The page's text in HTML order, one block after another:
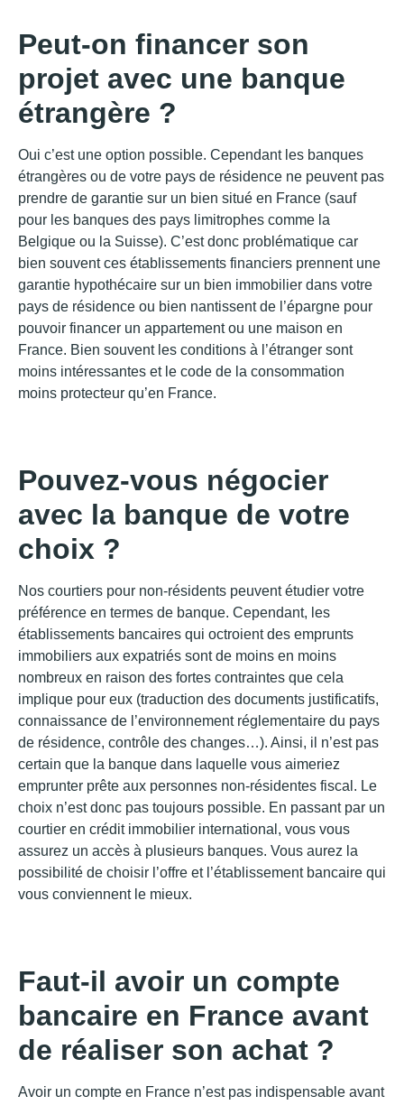
Peut-on financer son
projet avec une banque
étrangère ?
Oui c’est une option possible. Cependant les banques
étrangères ou de votre pays de résidence ne peuvent pas
prendre de garantie sur un bien situé en France (sauf
pour les banques des pays limitrophes comme la
Belgique ou la Suisse). C’est donc problématique car
bien souvent ces établissements financiers prennent une
garantie hypothécaire sur un bien immobilier dans votre
pays de résidence ou bien nantissent de l’épargne pour
pouvoir financer un appartement ou une maison en
France. Bien souvent les conditions à l’étranger sont
moins intéressantes et le code de la consommation
moins protecteur qu’en France.
Pouvez-vous négocier
avec la banque de votre
choix ?
Nos courtiers pour non-résidents peuvent étudier votre
préférence en termes de banque. Cependant, les
établissements bancaires qui octroient des emprunts
immobiliers aux expatriés sont de moins en moins
nombreux en raison des fortes contraintes que cela
implique pour eux (traduction des documents justificatifs,
connaissance de l’environnement réglementaire du pays
de résidence, contrôle des changes…). Ainsi, il n’est pas
certain que la banque dans laquelle vous aimeriez
emprunter prête aux personnes non-résidentes fiscal. Le
choix n’est donc pas toujours possible. En passant par un
courtier en crédit immobilier international, vous vous
assurez un accès à plusieurs banques. Vous aurez la
possibilité de choisir l’offre et l’établissement bancaire qui
vous conviennent le mieux.
Faut-il avoir un compte
bancaire en France avant
de réaliser son achat ?
Avoir un compte en France n’est pas indispensable avant